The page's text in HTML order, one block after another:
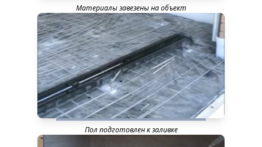
Материалы завезены на объект
Пол подготовлен к заливке